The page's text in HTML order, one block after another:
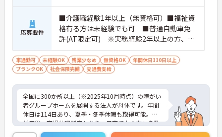
ご自身の理想とする福祉を実践できる環境が整って
います。
応募要件
■介護職経験1年以上（無資格可）■福祉資
格有る方は未経験でも可 ■普通自動車免
許(AT限定可) ※実務経験2年以上の方、障
がい者福祉に関する経験をお持ちの方大歓
迎
車通勤可 未経験OK 残業少なめ 無資格OK
年間休日110日以上
ブランクOK
社会保険完備 交通費支給
全国に300か所以上（※2025年10月時点）の障がい
者グループホームを展開する法人が母体です。年間
休日は114日あり、夏季・冬季休暇も取得可能。産
前産後・育児休暇制度もあり、子育て中の方も多数
活躍中で、ワークライフバランスを大切にしながら